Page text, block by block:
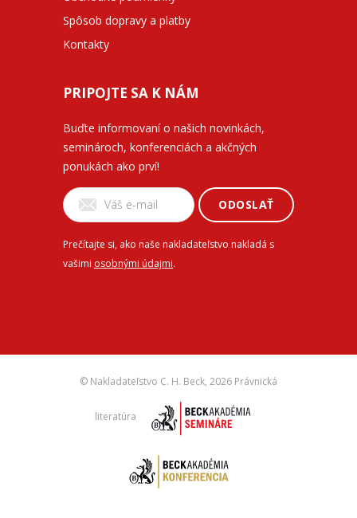
Spôsob dopravy a platby
Kontakty
PRIPOJTE SA K NÁM
Buďte informovaní o našich novinkách,
seminároch, konferenciách a akčných
ponukách ako prví!
ODOSLAŤ
Prečítajte si, ako naše nakladateľstvo nakladá s
vašimi osobnými údajmi.
© Nakladateľstvo C. H. Beck, 2026 Právnická
literatúra